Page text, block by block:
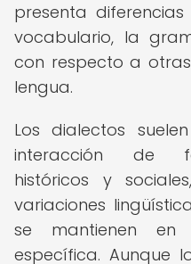
presenta
vocabulario, la
con respecto a
lengua.
Los dialectos
interacción de
históricos y
variaciones
se mantienen
específica. Aunque